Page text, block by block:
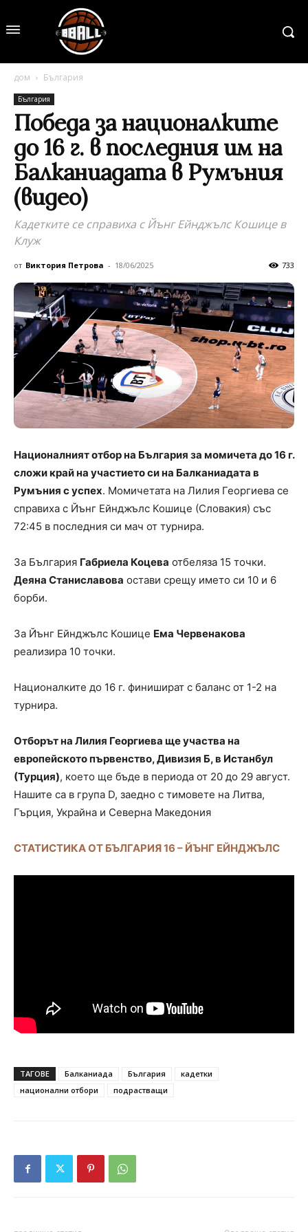
дом България
България
Победа за националките
до 16 г. в последния им на
Балканиадата в Румъния
(видео)
Кадетките се справиха с Йънг Ейнджълс Кошице в
Клуж
от Виктория Петрова - 18/06/2025 733
Националният отбор на България за момичета до 16 г.
сложи край на участието си на Балканиадата в
Румъния с успех. Момичетата на Лилия Георгиева се
справиха с Йънг Ейнджълс Кошице (Словакия) със
72:45 в последния си мач от турнира.
За България Габриела Коцева отбеляза 15 точки.
Деяна Станиславова остави срещу името си 10 и 6
борби.
За Йънг Ейнджълс Кошице Ема Червенакова
реализира 10 точки.
Националките до 16 г. финишират с баланс от 1-2 на
турнира.
Отборът на Лилия Георгиева ще участва на
европейското първенство, Дивизия Б, в Истанбул
(Турция), което ще бъде в периода от 20 до 29 август.
Нашите са в група D, заедно с тимовете на Литва,
Гърция, Украйна и Северна Македония
СТАТИСТИКА ОТ БЪЛГАРИЯ 16 – ЙЪНГ ЕЙНДЖЪЛС
ТАГОВЕ Балканиада България
кадетки
национални отбори
подрастващи